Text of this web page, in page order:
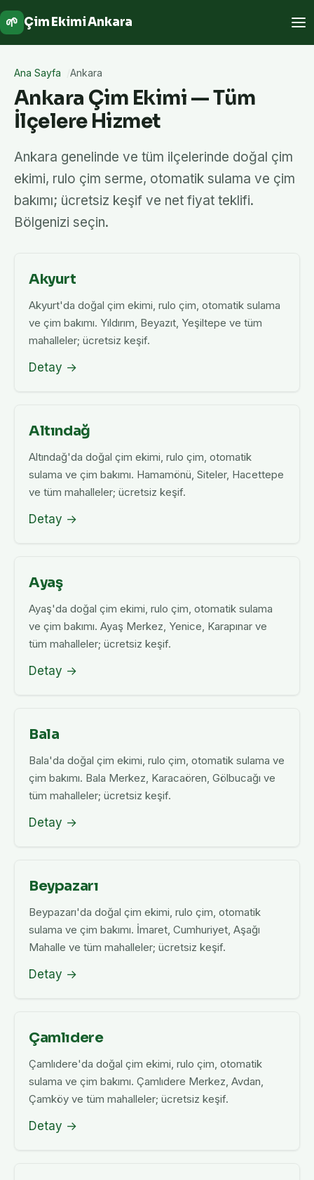
🌱 Çim Ekimi Ankara
Ana Sayfa Ankara
Ankara Çim Ekimi — Tüm
İlçelere Hizmet
Ankara genelinde ve tüm ilçelerinde doğal çim
ekimi, rulo çim serme, otomatik sulama ve çim
bakımı; ücretsiz keşif ve net fiyat teklifi.
Bölgenizi seçin.
Akyurt
Akyurt'da doğal çim ekimi, rulo çim, otomatik sulama
ve çim bakımı. Yıldırım, Beyazıt, Yeşiltepe ve tüm
mahalleler; ücretsiz keşif.
Detay →
Altındağ
Altındağ'da doğal çim ekimi, rulo çim, otomatik
sulama ve çim bakımı. Hamamönü, Siteler, Hacettepe
ve tüm mahalleler; ücretsiz keşif.
Detay →
Ayaş
Ayaş'da doğal çim ekimi, rulo çim, otomatik sulama
ve çim bakımı. Ayaş Merkez, Yenice, Karapınar ve
tüm mahalleler; ücretsiz keşif.
Detay →
Bala
Bala'da doğal çim ekimi, rulo çim, otomatik sulama ve
çim bakımı. Bala Merkez, Karacaören, Gölbucağı ve
tüm mahalleler; ücretsiz keşif.
Detay →
Beypazarı
Beypazarı'da doğal çim ekimi, rulo çim, otomatik
sulama ve çim bakımı. İmaret, Cumhuriyet, Aşağı
Mahalle ve tüm mahalleler; ücretsiz keşif.
Detay →
Çamlıdere
Çamlıdere'da doğal çim ekimi, rulo çim, otomatik
sulama ve çim bakımı. Çamlıdere Merkez, Avdan,
Çamköy ve tüm mahalleler; ücretsiz keşif.
Detay →